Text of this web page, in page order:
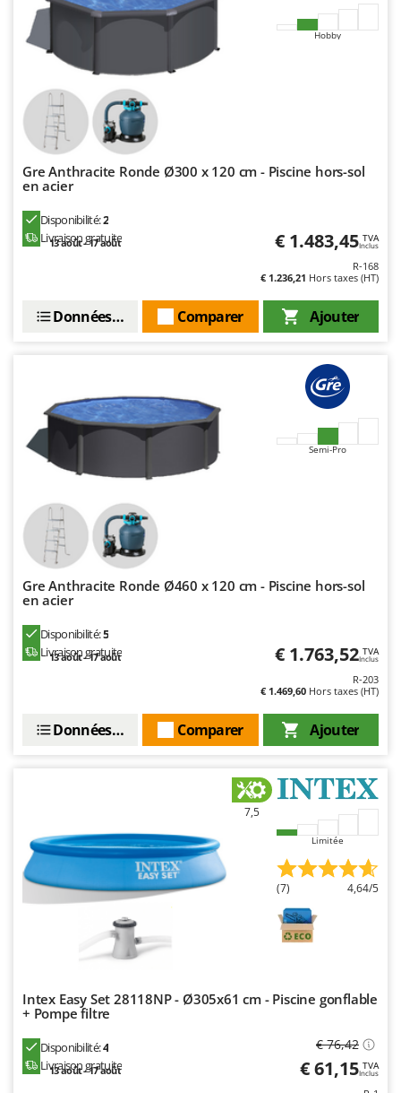
Stiga
Sunseeker
T
Tecla
TecnoGen
Tellarini Pompe
Telwin
Tenco
Tineco
Troy-Bilt
U
Udor
V
Verdemax
Vesco
Volpi
W
Waldner
Wiper EcoRobot
Yard Force
Z
Zodiac
Zomax
Hobby
Gre Anthracite Ronde Ø300 x 120 cm - Piscine hors-sol
en acier
Disponibilité:2
Livraison gratuite
13 août - 17 août € 1.483,45 TVA
Inclus
R-168
€ 1.236,21 Hors taxes (HT)
Ajouter
Comparer
Données techniques
Semi-Pro
Gre Anthracite Ronde Ø460 x 120 cm - Piscine hors-sol
en acier
Disponibilité:5
Livraison gratuite
13 août - 17 août € 1.763,52 TVA
Inclus
R-203
€ 1.469,60 Hors taxes (HT)
Ajouter
Comparer
Données techniques
7,5
Limitée
(7) 4,64/5
Intex Easy Set 28118NP - Ø305x61 cm - Piscine gonflable
+ Pompe filtre
Disponibilité:4
Livraison gratuite
13 août - 17 août
€ 76,42
€ 61,15 TVA
Inclus